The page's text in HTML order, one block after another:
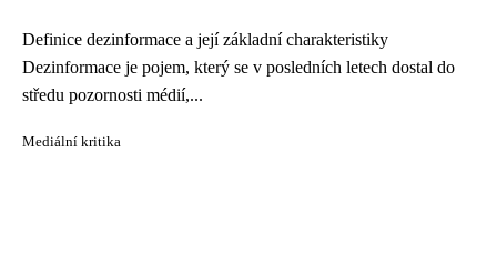
Definice dezinformace a její základní charakteristiky
Dezinformace je pojem, který se v posledních letech dostal do
středu pozornosti médií,...
Mediální kritika